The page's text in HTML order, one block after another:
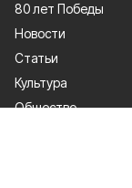
80 лет Победы
Новости
Статьи
Культура
Общество